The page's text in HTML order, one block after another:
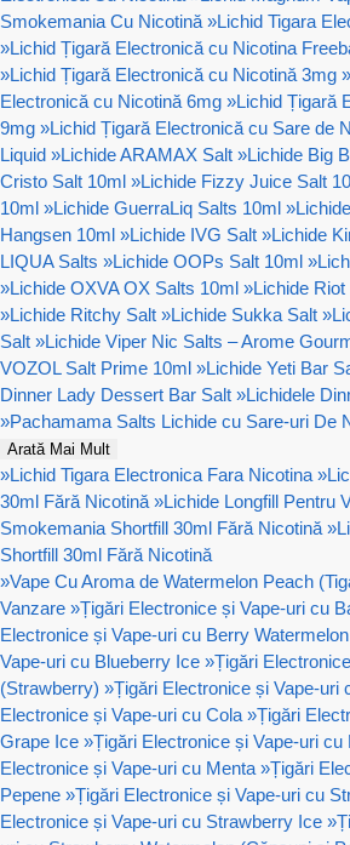
Smokemania Cu Nicotină »Lichid Tigara
»Lichid Țigară Electronică cu Nicotina
»Lichid Țigară Electronică cu Nicotină 3mg »
Electronică cu Nicotină 6mg »Lichid Țigară
9mg »Lichid Țigară Electronică cu Sare de
Liquid »Lichide ARAMAX Salt »Lichide Big
Cristo Salt 10ml »Lichide Fizzy Juice Salt
10ml »Lichide GuerraLiq Salts 10ml »
Hangsen 10ml »Lichide IVG Salt »Lichide
LIQUA Salts »Lichide OOPs Salt 10ml »
»Lichide OXVA OX Salts 10ml »Lichide
»Lichide Ritchy Salt »Lichide Sukka Salt »
Salt »Lichide Viper Nic Salts – Arome
VOZOL Salt Prime 10ml »Lichide Yeti Bar
Dinner Lady Dessert Bar Salt »Lichidele
»Pachamama Salts Lichide cu Sare-uri De
Arată Mai Mult
»Lichid Tigara Electronica Fara Nicotina »
30ml Fără Nicotină »Lichide Longfill Pentru
Smokemania Shortfill 30ml Fără Nicotină »
Shortfill 30ml Fără Nicotină
»Vape Cu Aroma de Watermelon Peach
Vanzare »Țigări Electronice și Vape-uri cu
Electronice și Vape-uri cu Berry Watermelon
Vape-uri cu Blueberry Ice »Țigări
(Strawberry) »Țigări Electronice și Vape-uri
Electronice și Vape-uri cu Cola »Țigări
Grape Ice »Țigări Electronice și Vape-uri cu
Electronice și Vape-uri cu Menta »Țigări
Pepene »Țigări Electronice și Vape-uri cu
Electronice și Vape-uri cu Strawberry Ice »